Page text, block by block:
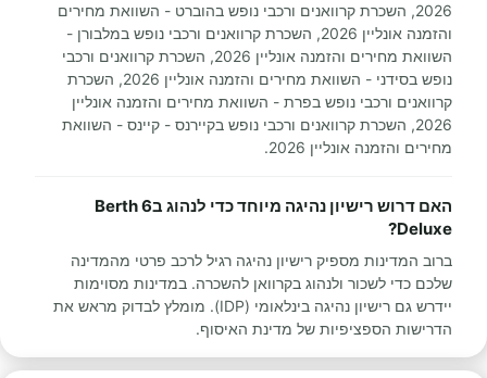
2026, השכרת קרוואנים ורכבי נופש בהוברט - השוואת מחירים
והזמנה אונליין 2026, השכרת קרוואנים ורכבי נופש במלבורן -
השוואת מחירים והזמנה אונליין 2026, השכרת קרוואנים ורכבי
נופש בסידני - השוואת מחירים והזמנה אונליין 2026, השכרת
קרוואנים ורכבי נופש בפרת - השוואת מחירים והזמנה אונליין
2026, השכרת קרוואנים ורכבי נופש בקיירנס - קיינס - השוואת
מחירים והזמנה אונליין 2026.
האם דרוש רישיון נהיגה מיוחד כדי לנהוג ב6 Berth
Deluxe?
ברוב המדינות מספיק רישיון נהיגה רגיל לרכב פרטי מהמדינה
שלכם כדי לשכור ולנהוג בקרוואן להשכרה. במדינות מסוימות
יידרש גם רישיון נהיגה בינלאומי (IDP). מומלץ לבדוק מראש את
הדרישות הספציפיות של מדינת האיסוף.